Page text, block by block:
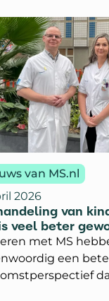
van MS.nl
2026
van
veel beter
met MS
een